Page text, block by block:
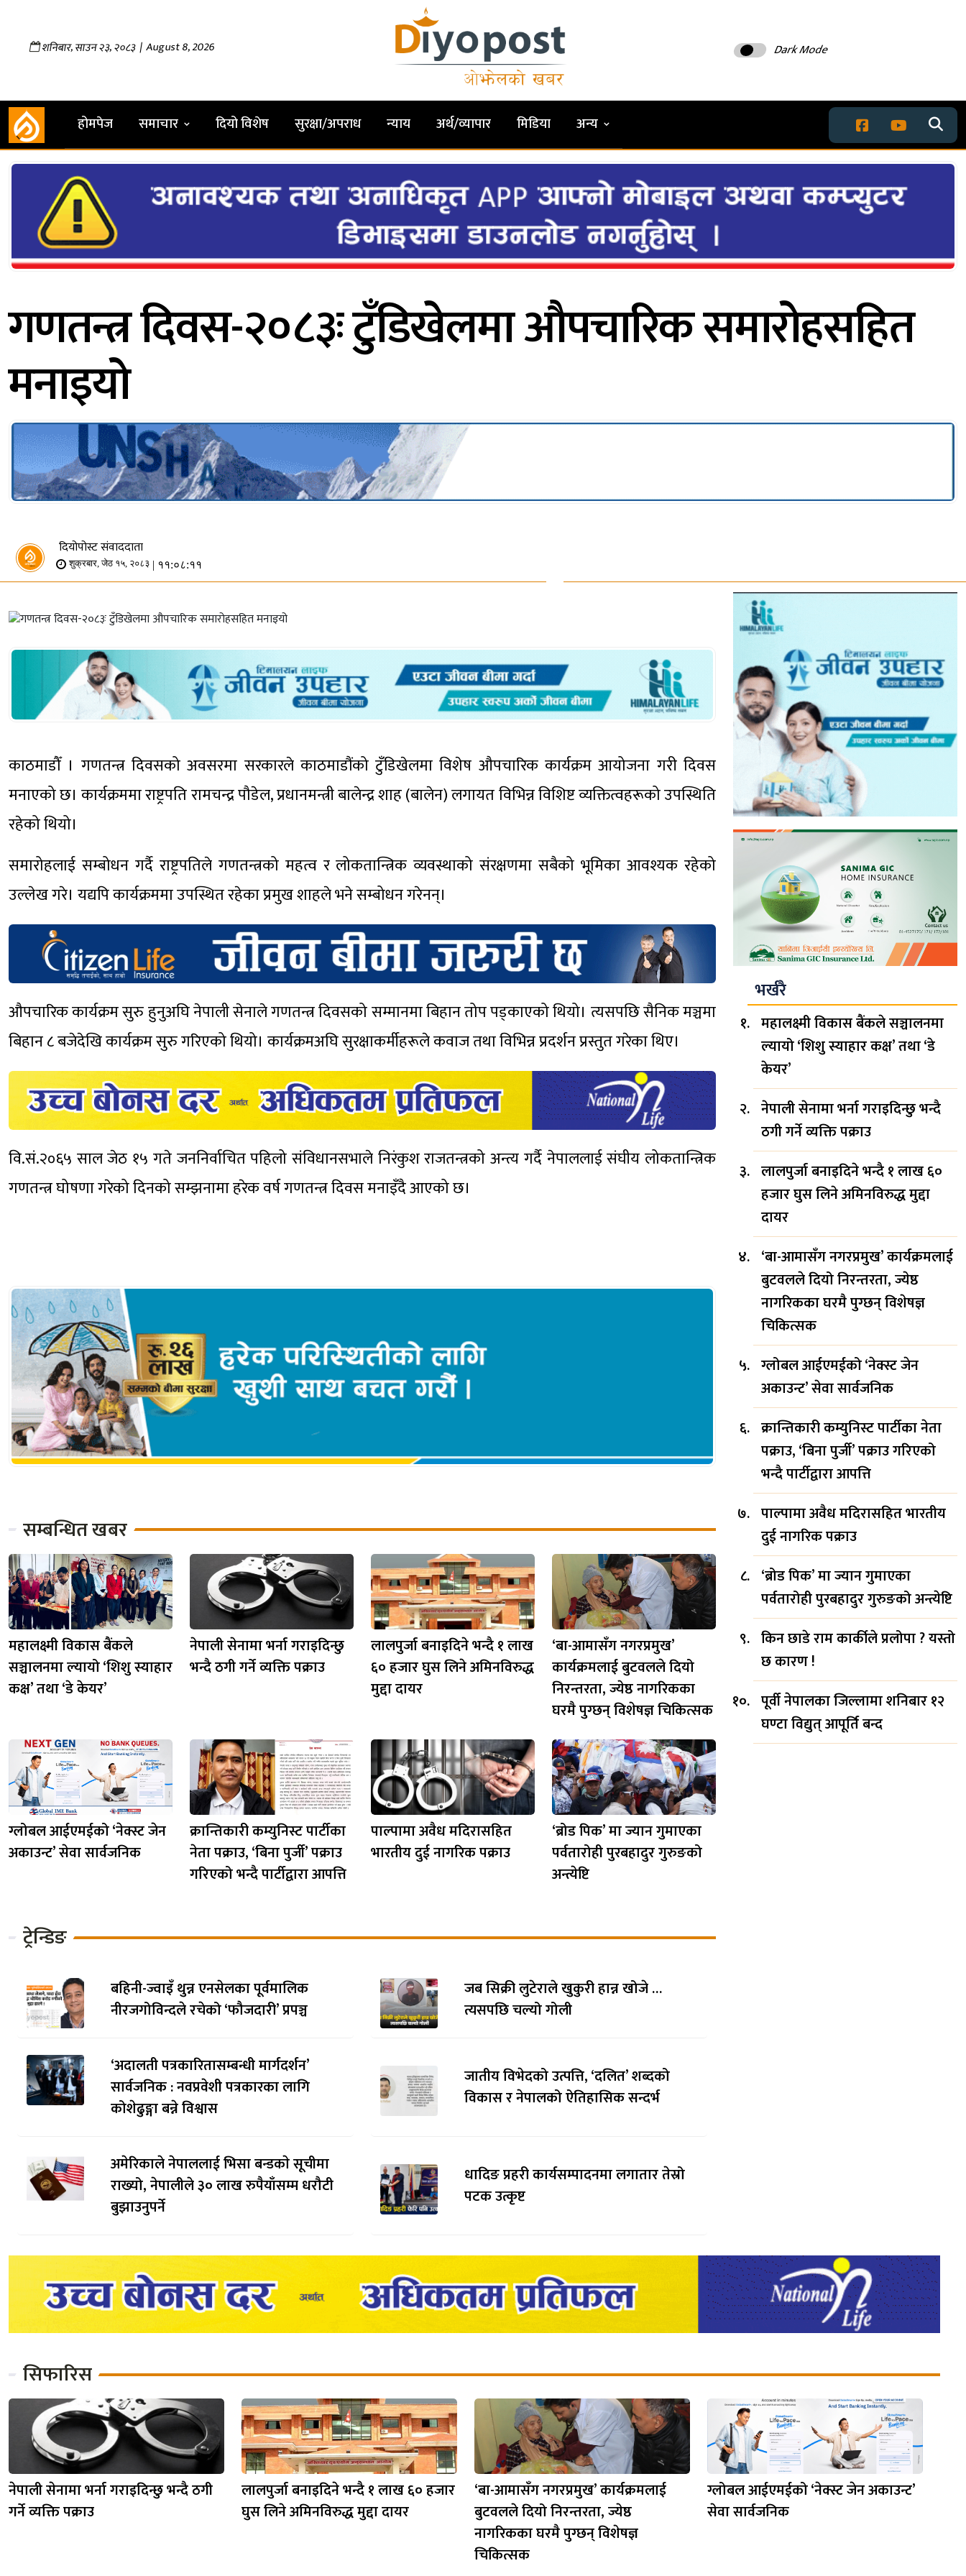
शनिबार,साउन२३,२०८३| August 8, 2026 Dark Mode
होमपेज समाचार दियो विशेष सुरक्षा/अपराध न्याय अर्थ/व्यापार मिडिया अन्य
गणतन्त्र दिवस-२०८३ः टुँडिखेलमा औपचारिक समारोहसहित
मनाइयो
दियोपोस्ट संवाददाता
शुक्रबार, जेठ १५, २०८३ | ११:०८:११
काठमाडौँ । गणतन्त्र दिवसको अवसरमा सरकारले काठमाडौंको टुँडिखेलमा विशेष औपचारिक कार्यक्रम आयोजना गरी दिवस
मनाएको छ। कार्यक्रममा राष्ट्रपति रामचन्द्र पौडेल, प्रधानमन्त्री बालेन्द्र शाह (बालेन) लगायत विभिन्न विशिष्ट व्यक्तित्वहरूको उपस्थिति
रहेको थियो।
समारोहलाई सम्बोधन गर्दै राष्ट्रपतिले गणतन्त्रको महत्व र लोकतान्त्रिक व्यवस्थाको संरक्षणमा सबैको भूमिका आवश्यक रहेको
उल्लेख गरे। यद्यपि कार्यक्रममा उपस्थित रहेका प्रमुख शाहले भने सम्बोधन गरेनन्।
औपचारिक कार्यक्रम सुरु हुनुअघि नेपाली सेनाले गणतन्त्र दिवसको सम्मानमा बिहान तोप पड्काएको थियो। त्यसपछि सैनिक मञ्चमा
बिहान ८ बजेदेखि कार्यक्रम सुरु गरिएको थियो। कार्यक्रमअघि सुरक्षाकर्मीहरूले कवाज तथा विभिन्न प्रदर्शन प्रस्तुत गरेका थिए।
वि.सं.२०६५ साल जेठ १५ गते जननिर्वाचित पहिलो संविधानसभाले निरंकुश राजतन्त्रको अन्त्य गर्दै नेपाललाई संघीय लोकतान्त्रिक
गणतन्त्र घोषणा गरेको दिनको सम्झनामा हरेक वर्ष गणतन्त्र दिवस मनाइँदै आएको छ।
सम्बन्धित खबर
महालक्ष्मी विकास बैंकले
सञ्चालनमा ल्यायो ‘शिशु स्याहार
कक्ष’ तथा ‘डे केयर’
नेपाली सेनामा भर्ना गराइदिन्छु
भन्दै ठगी गर्ने व्यक्ति पक्राउ
लालपुर्जा बनाइदिने भन्दै १ लाख
६० हजार घुस लिने अमिनविरुद्ध
मुद्दा दायर
‘बा-आमासँग नगरप्रमुख’
कार्यक्रमलाई बुटवलले दियो
निरन्तरता, ज्येष्ठ नागरिकका
घरमै पुग्छन् विशेषज्ञ चिकित्सक
ग्लोबल आईएमईको ‘नेक्स्ट जेन
अकाउन्ट’ सेवा सार्वजनिक
क्रान्तिकारी कम्युनिस्ट पार्टीका
नेता पक्राउ, ‘बिना पुर्जी’ पक्राउ
गरिएको भन्दै पार्टीद्वारा आपत्ति
पाल्पामा अवैध मदिरासहित
भारतीय दुई नागरिक पक्राउ
‘ब्रोड पिक’ मा ज्यान गुमाएका
पर्वतारोही पुरबहादुर गुरुङको
अन्त्येष्टि
ट्रेन्डिङ
बहिनी-ज्वाइँ थुन्न एनसेलका पूर्वमालिक
नीरजगोविन्दले रचेको ‘फौजदारी’ प्रपञ्च
जब सिक्री लुटेराले खुकुरी हान्न खोजे …
त्यसपछि चल्यो गोली
‘अदालती पत्रकारितासम्बन्धी मार्गदर्शन’
सार्वजनिक : नवप्रवेशी पत्रकारका लागि
कोशेढुङ्गा बन्ने विश्वास
जातीय विभेदको उत्पत्ति, ‘दलित’ शब्दको
विकास र नेपालको ऐतिहासिक सन्दर्भ
अमेरिकाले नेपाललाई भिसा बन्डकाे सूचीमा
राख्यो, नेपालीले ३० लाख रुपैयाँसम्म धरौटी
बुझाउनुपर्ने
धादिङ प्रहरी कार्यसम्पादनमा लगातार तेस्रो
पटक उत्कृष्ट
भर्खरै
महालक्ष्मी विकास बैंकले सञ्चालनमा
ल्यायो ‘शिशु स्याहार कक्ष’ तथा ‘डे
केयर’
नेपाली सेनामा भर्ना गराइदिन्छु भन्दै
ठगी गर्ने व्यक्ति पक्राउ
लालपुर्जा बनाइदिने भन्दै १ लाख ६०
हजार घुस लिने अमिनविरुद्ध मुद्दा
दायर
‘बा-आमासँग नगरप्रमुख’ कार्यक्रमलाई
बुटवलले दियो निरन्तरता, ज्येष्ठ
नागरिकका घरमै पुग्छन् विशेषज्ञ
चिकित्सक
ग्लोबल आईएमईको ‘नेक्स्ट जेन
अकाउन्ट’ सेवा सार्वजनिक
क्रान्तिकारी कम्युनिस्ट पार्टीका नेता
पक्राउ, ‘बिना पुर्जी’ पक्राउ गरिएको
भन्दै पार्टीद्वारा आपत्ति
पाल्पामा अवैध मदिरासहित भारतीय
दुई नागरिक पक्राउ
‘ब्रोड पिक’ मा ज्यान गुमाएका
पर्वतारोही पुरबहादुर गुरुङको अन्त्येष्टि
किन छाडे राम कार्कीले प्रलोपा ? यस्तो
छ कारण !
पूर्वी नेपालका जिल्लामा शनिबार १२
घण्टा विद्युत् आपूर्ति बन्द
सिफारिस
नेपाली सेनामा भर्ना गराइदिन्छु भन्दै ठगी
गर्ने व्यक्ति पक्राउ
लालपुर्जा बनाइदिने भन्दै १ लाख ६० हजार
घुस लिने अमिनविरुद्ध मुद्दा दायर
‘बा-आमासँग नगरप्रमुख’ कार्यक्रमलाई
बुटवलले दियो निरन्तरता, ज्येष्ठ
नागरिकका घरमै पुग्छन् विशेषज्ञ
चिकित्सक
ग्लोबल आईएमईको ‘नेक्स्ट जेन अकाउन्ट’
सेवा सार्वजनिक